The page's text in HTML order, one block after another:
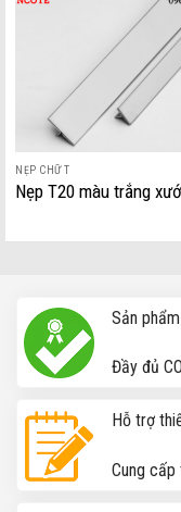
NẸP CHỮ T
Nẹp T20 màu trắng
Nẹp vát góc bê tông xây trát
Sản
Đầy đủ
Hỗ trợ
Cung cấp